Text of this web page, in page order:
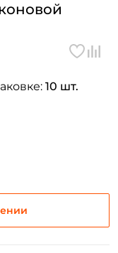
10 шт.